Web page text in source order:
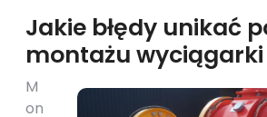
Jakie błędy unikać
montażu wyciągarki
M
on